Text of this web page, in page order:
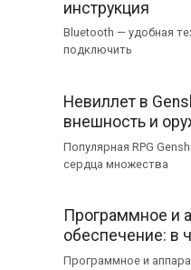
инструкция
Bluetooth — удобная
подключить
Невиллет в
внешность и
Популярная RPG
сердца множества
Программное и
обеспечение: в
Программное и